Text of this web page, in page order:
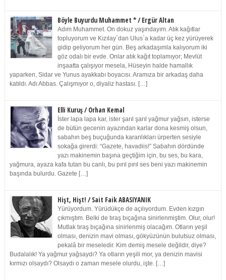
Böyle Buyurdu Muhammet * / Ergür Altan
Adım Muhammet. On dokuz yaşındayım. Atık kağıtlar
topluyorum ve Kızılay`dan Ulus`a kadar üç kez yürüyerek
gidip geliyorum her gün. Beş arkadaşımla kalıyorum iki
göz odalı bir evde. Onlar atık kağıt toplamıyor; Mevlüt
inşaatta çalışıyor mesela, Hüseyin halde hamallık
yaparken, Sidar ve Yunus ayakkabı boyacısı. Aramıza bir arkadaş daha
katıldı. Adı Abbas. Çalışmıyor o, diyaliz hastası. […]
Elli Kuruş / Orhan Kemal
İster lapa lapa kar, ister şarıl şarıl yağmur yağsın, isterse
de bütün gecenin ayazından karlar dona kesmiş olsun,
sabahın beş buçuğunda karanlıkları ürperten sesiyle
sokağa girerdi: “Gazete, havadiis!” Sabahın dördünde
yazı makinemin başına geçtiğim için, bu ses, bu kara,
yağmura, ayaza kafa tutan bu canlı, bu pırıl pırıl ses beni yazı makinemin
başında bulurdu. Gazete […]
Hişt, Hişt! / Sait Faik ABASIYANIK
Yürüyordum. Yürüdükçe de açılıyordum. Evden kızgın
çıkmıştım. Belki de tıraş bıçağına sinirlenmiştim. Olur, olur!
Mutlak tıraş bıçağına sinirlenmiş olacağım. Otların yeşil
olması, denizin mavi olması, gökyüzünün bulutsuz olması,
pekalâ bir meseledir. Kim demiş mesele değildir, diye?
Budalalık! Ya yağmur yağsaydı? Ya otların yeşili mor, ya denizin mavisi
kırmızı olsaydı? Olsaydı o zaman mesele olurdu, işte. […]